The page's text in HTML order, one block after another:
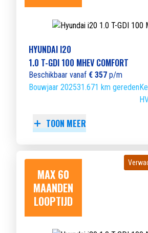
HYUNDAI I20
1.0 T-GDI 100 MHEV COMFORT
Beschikbaar vanaf € 357 p/m
Bouwjaar 202531.671 km gereden
TOON MEER
MAX 60
MAANDEN
LOOPTIJD